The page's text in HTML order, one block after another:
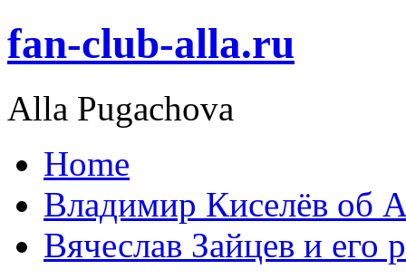
fan-club-alla.ru
Alla Pugachova
Home
Владимир Киселёв об
Вячеслав Зайцев и его